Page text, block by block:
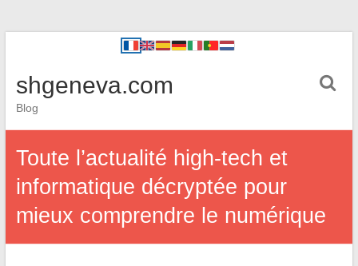
shgeneva.com
Blog
Toute l’actualité high-tech et
informatique décryptée pour
mieux comprendre le numérique